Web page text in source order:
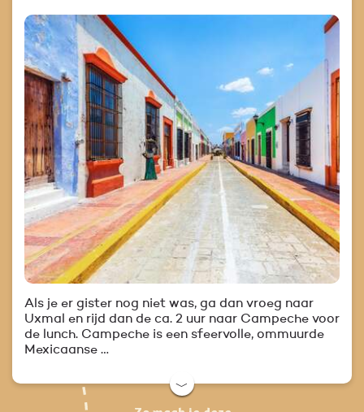
Als je er gister nog niet was, ga dan vroeg naar
Uxmal en rijd dan de ca. 2 uur naar Campeche voor
de lunch. Campeche is een sfeervolle, ommuurde
Mexicaanse …
﹀